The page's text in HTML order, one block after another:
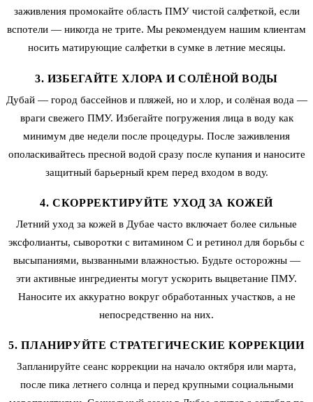
заживления промокайте область ПМУ чистой салфеткой, если
вспотели — никогда не трите. Мы рекомендуем нашим клиентам
носить матирующие салфетки в сумке в летние месяцы.
3. ИЗБЕГАЙТЕ ХЛОРА И СОЛЁНОЙ ВОДЫ
Дубай — город бассейнов и пляжей, но и хлор, и солёная вода —
враги свежего ПМУ. Избегайте погружения лица в воду как
минимум две недели после процедуры. После заживления
ополаскивайтесь пресной водой сразу после купания и наносите
защитный барьерный крем перед входом в воду.
4. СКОРРЕКТИРУЙТЕ УХОД ЗА КОЖЕЙ
Летний уход за кожей в Дубае часто включает более сильные
эксфолианты, сыворотки с витамином C и ретинол для борьбы с
высыпаниями, вызванными влажностью. Будьте осторожны —
эти активные ингредиенты могут ускорить выцветание ПМУ.
Наносите их аккуратно вокруг обработанных участков, а не
непосредственно на них.
5. ПЛАНИРУЙТЕ СТРАТЕГИЧЕСКИЕ КОРРЕКЦИИ
Запланируйте сеанс коррекции на начало октября или марта,
после пика летнего солнца и перед крупными социальными